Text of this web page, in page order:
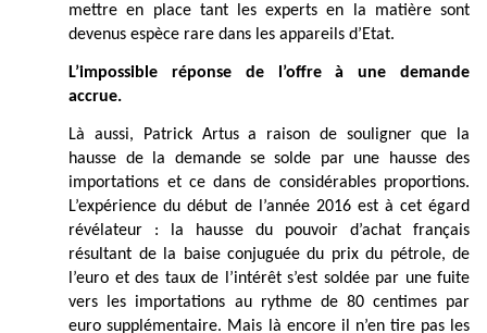
mettre en place tant les experts en la matière sont
devenus espèce rare dans les appareils d’Etat.
L’impossible réponse de l’offre à une demande
accrue.
Là aussi, Patrick Artus a raison de souligner que la
hausse de la demande se solde par une hausse des
importations et ce dans de considérables proportions.
L’expérience du début de l’année 2016 est à cet égard
révélateur : la hausse du pouvoird’achat français
résultant de la baise conjuguée du prix du pétrole, de
l’euro et des taux de l’intérêt s’est soldée par une fuite
vers les importations au rythme de 80 centimes par
euro supplémentaire. Mais là encore il n’en tire pas les